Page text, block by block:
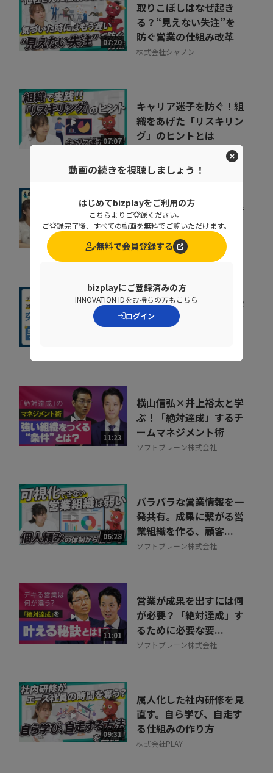
07:20
取りこぼしはなぜ起き
る？“見えない失注”を
防ぐ営業の仕組み改革
株式会社シャノン
07:07
キャリア迷子を防ぐ！組
織をあげた「リスキリン
グ」のヒントとは
株式会社ベネッセコーポレーシ
07:35
組織が育たない本当の理
由。 売上の成長ポイン
トを可視化するKPI...
ポーターズ株式会社
人事給与システムで手作
業が残る原因とは？デー
11:23
横山信弘×井上裕太と学
ぶ！「絶対達成」するチ
ームマネジメント術
ソフトブレーン株式会社
06:28
バラバラな営業情報を一
発共有。成果に繋がる営
業組織を作る、顧客...
ソフトブレーン株式会社
11:01
営業が成果を出すには何
が必要？「絶対達成」す
るために必要な要...
ソフトブレーン株式会社
09:31
属人化した社内研修を見
直す。自ら学び、自走す
る仕組みの作り方
株式会社PLAY
動画の続きを視聴しましょう！
はじめてbizplayをご利用の方
こちらよりご登録ください。
ご登録完了後、すべての動画を無料でご覧いただけます。
無料で会員登録する
bizplayにご登録済みの方
INNOVATION IDをお持ちの方もこちら
ログイン